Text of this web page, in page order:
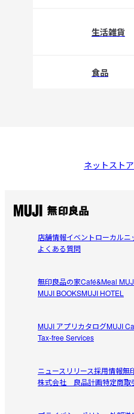
生活雑貨
食品
ネットスト
店舗情報イベントローカルニ
よくある質問
無印良品の家Café&Meal
MUJI BOOKSMUJI HOTEL
MUJI アプリカタログMUJI
Tax-free Services
ニュースリリース採用情報無
株式会社 良品計画特定商取